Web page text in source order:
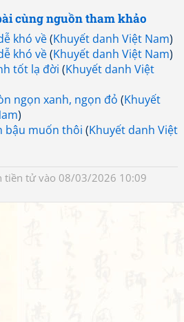
cùng nguồn tham khảo
khó về(Khuyết danh Việt Nam)
khó về(Khuyết danh Việt Nam)
tốt lạ đời (Khuyết danh Việt
ngọn xanh, ngọn đỏ (Khuyết
)
bậu muốn thôi (Khuyết danh Việt
tiền tửvào 08/03/2026 10:09